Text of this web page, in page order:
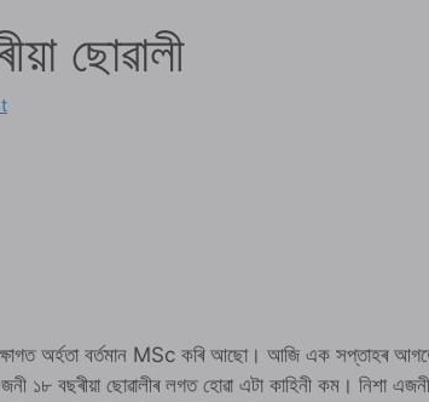
ছোৱালী
অর্হতা বৰ্তমান MSc কৰি আছো। আজি এক সপ্তাহৰ
বছৰীয়া ছোৱালীৰ লগত হোৱা এটা কাহিনী কম। নিশা